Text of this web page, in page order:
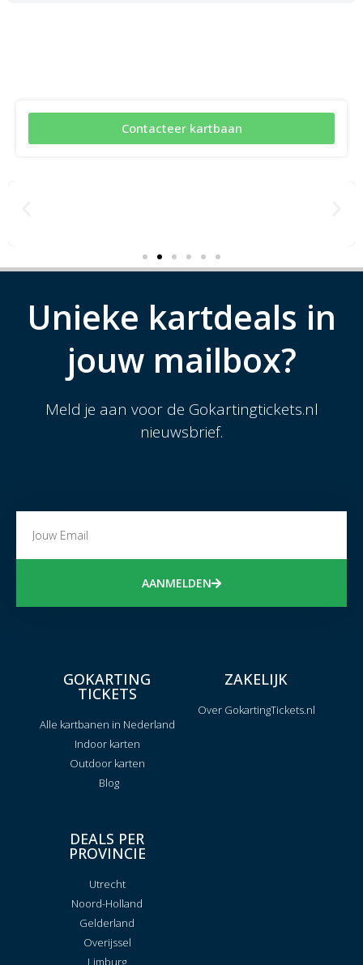
Contacteer kartbaan
Unieke kartdeals in
jouw mailbox?
Meld je aan voor de Gokartingtickets.nl
nieuwsbrief.
AANMELDEN
GOKARTING
TICKETS
Alle kartbanen in Nederland
Indoor karten
Outdoor karten
Blog
ZAKELIJK
Over GokartingTickets.nl
DEALS PER
PROVINCIE
Utrecht
Noord-Holland
Gelderland
Overijssel